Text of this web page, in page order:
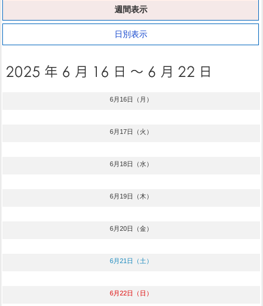
週間表示
日別表示
6月16日（月）
6月17日（火）
6月18日（水）
6月19日（木）
6月20日（金）
6月21日（土）
6月22日（日）